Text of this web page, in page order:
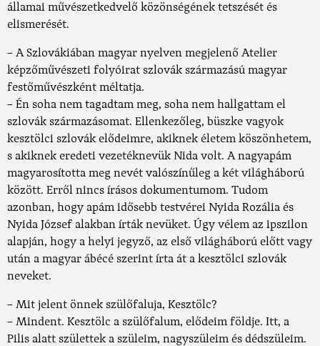
államai művészetkedvelő közönségének tetszését és
elismerését.
– A Szlovákiában magyar nyelven megjelenő Atelier
képzőművészeti folyóirat szlovák származású magyar
festőművészként méltatja.
– Én soha nem tagadtam meg, soha nem hallgattam el
szlovák származásomat. Ellenkezőleg, büszke vagyok
kesztölci szlovák elődeimre, akiknek életem köszönhetem,
s akiknek eredeti vezetéknevük Nida volt. A nagyapám
magyarosította meg nevét valószínűleg a két világháború
között. Erről nincs írásos dokumentumom. Tudom
azonban, hogy apám idősebb testvérei Nyida Rozália és
Nyida József alakban írták nevüket. Úgy vélem az ipszilon
alapján, hogy a helyi jegyző, az első világháború előtt vagy
után a magyar ábécé szerint írta át a kesztölci szlovák
neveket.
– Mit jelent önnek szülőfaluja, Kesztölc?
– Mindent. Kesztölc a szülőfalum, elődeim földje. Itt, a
Pilis alatt születtek a szüleim, nagyszüleim és dédszüleim.